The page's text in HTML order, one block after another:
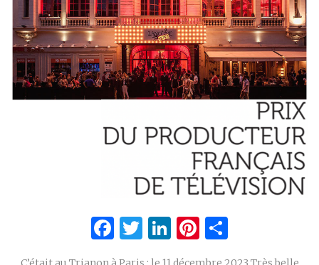
Facebook
Twitter
LinkedIn
Pinterest